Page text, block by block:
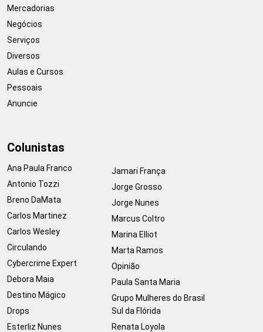
Mercadorias
Negócios
Serviços
Diversos
Aulas e Cursos
Pessoais
Anuncie
Colunistas
Ana Paula Franco
Antonio Tozzi
Breno DaMata
Carlos Martinez
Carlos Wesley
Circulando
Cybercrime Expert
Debora Maia
Destino Mágico
Drops
Esterliz Nunes
Jamari França
Jorge Grosso
Jorge Nunes
Marcus Coltro
Marina Elliot
Marta Ramos
Opinião
Paula Santa Maria
Grupo Mulheres do Brasil
Sul da Flórida
Renata Loyola